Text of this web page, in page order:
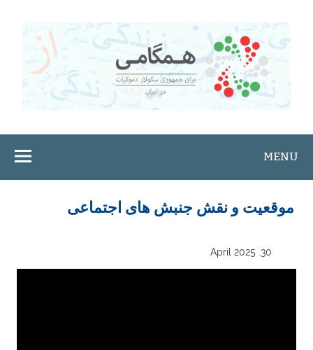
content
MENU
موقعیت و نقش جنبش های اجتماعی
30. April 2025